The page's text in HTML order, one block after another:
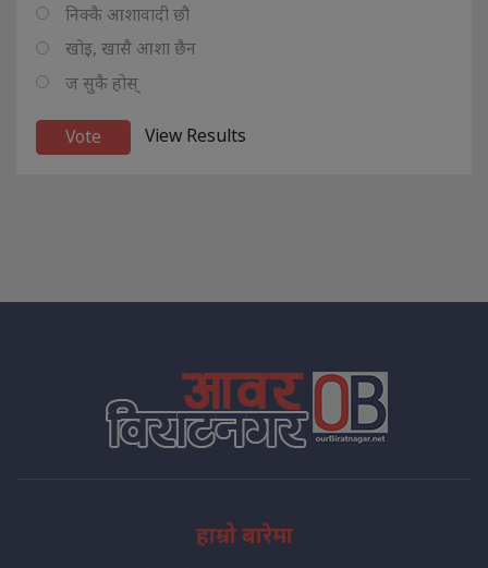
निक्कै आशावादी छौ
खोइ, खासै आशा छैन
ज सुकै होस्
View Results
हाम्रो बारेमा